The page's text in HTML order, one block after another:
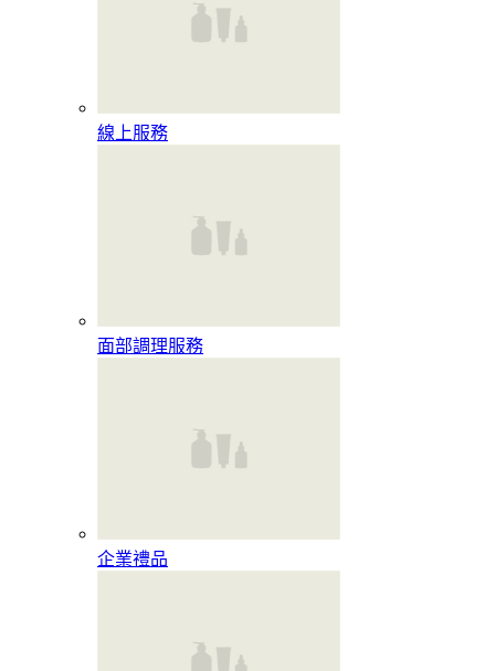
線上服務
面部調理服務
企業禮品